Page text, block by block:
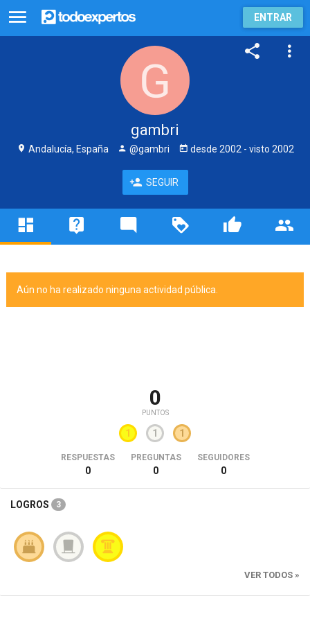
ENTRAR
gambri
Andalucía, España @gambri desde 2002 - visto 2002
SEGUIR
Aún no ha realizado ninguna actividad pública.
0
PUNTOS
1 1 1
RESPUESTAS
0
PREGUNTAS
0
SEGUIDORES
0
LOGROS 3
VER TODOS »